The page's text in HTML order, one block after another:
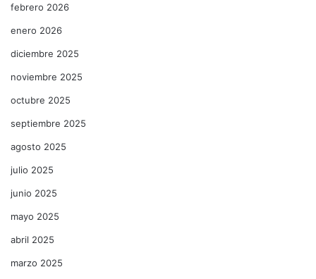
febrero 2026
enero 2026
diciembre 2025
noviembre 2025
octubre 2025
septiembre 2025
agosto 2025
julio 2025
junio 2025
mayo 2025
abril 2025
marzo 2025